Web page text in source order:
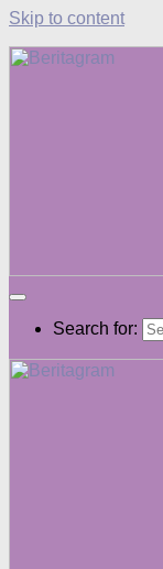
Skip to content
Search for: